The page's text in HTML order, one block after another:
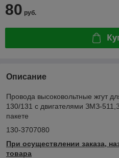
80 руб.
Описание
Провода высоковольтные жгут
130/131 с двигателями ЗМЗ-
пакете
130-3707080
При осуществлении заказа,
товара